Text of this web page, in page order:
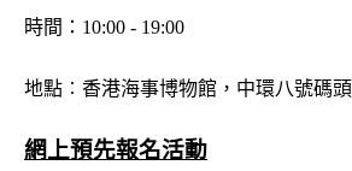
時間：10:00 - 19:00
地點︰香港海事博物館，中環八號碼頭
網上預先報名活動